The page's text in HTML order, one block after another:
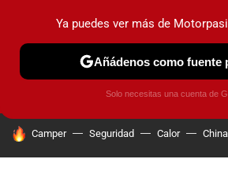
PRUEBAS COCHES ELÉCTRICOS
HOY SE HABLA DE
Camper Seguridad Calor China
Ya puedes ver más de
Añádenos como fuente
Solo necesitas una cuenta de